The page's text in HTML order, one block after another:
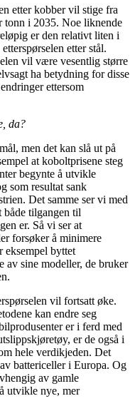
etter kobber vil stige fra
tonn i 2035. Noe liknende
er den relativt liten i
etter stål.
vil være vesentlig større
ha betydning for disse
ettersom
da?
men det kan slå ut på
at koboltprisene steg
begynte å utvikle
som resultat sank
Det samme ser vi med
tilgangen til
er. Så vi ser at
forsøker å minimere
eksempel byttet
av sine modeller, de bruker
vil fortsatt øke.
kan endre seg
er i ferd med
er de også i
hele verdikjeden. Det
battericeller i Europa. Og
av gamle
utvikle nye, mer